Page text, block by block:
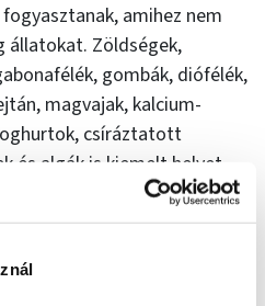
amihez nem
állatokat. Zöldségek,
gombák, diófélék,
magvajak, kalcium-
csíráztatott
és algák is kiemelt helyet
nem mondható az étrendjük.
készül, ők is főzhetnek.